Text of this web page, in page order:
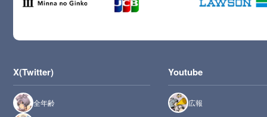
X(Twitter)
全年齢
Youtube
広報